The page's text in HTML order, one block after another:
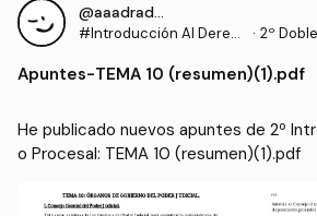
@aaadrados
#Introducción Al Derec
· 2º
ración
Apuntes-TEMA 10 (resumen)(1).pdf
He publicado nuevos apuntes de 2º
o Procesal: TEMA 10 (resumen)(1).pdf